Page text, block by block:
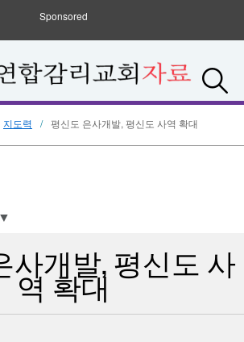
Sponsored
지도력 평신도 은사개발, 평신도 사역 확대
▼
사개발, 평신도 사
역 확대